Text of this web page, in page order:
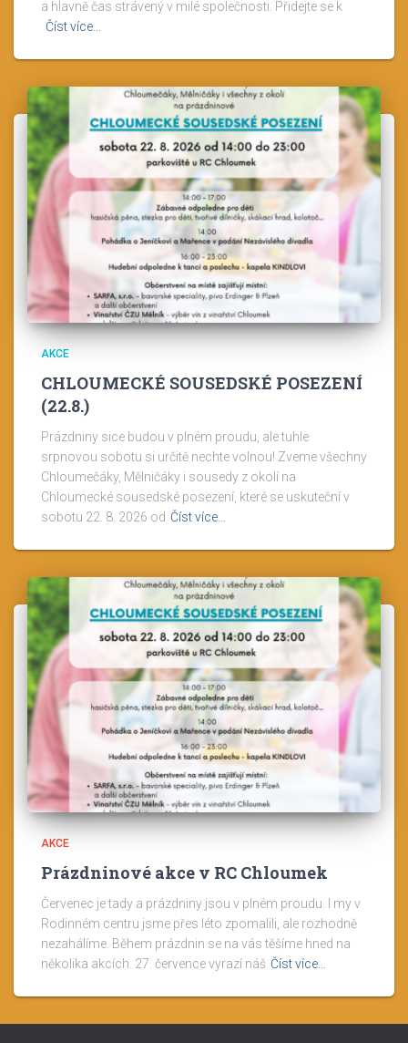
a hlavně čas strávený v milé společnosti. Přidejte se k
Číst více…
AKCE
CHLOUMECKÉ SOUSEDSKÉ POSEZENÍ
(22.8.)
Prázdniny sice budou v plném proudu, ale tuhle
srpnovou sobotu si určitě nechte volnou! Zveme všechny
Chloumečáky, Mělničáky i sousedy z okolí na
Chloumecké sousedské posezení, které se uskuteční v
sobotu 22. 8. 2026 od Číst více…
AKCE
Prázdninové akce v RC Chloumek
Červenec je tady a prázdniny jsou v plném proudu. I my v
Rodinném centru jsme přes léto zpomalili, ale rozhodně
nezahálíme. Během prázdnin se na vás těšíme hned na
několika akcích. 27. července vyrazí náš Číst více…